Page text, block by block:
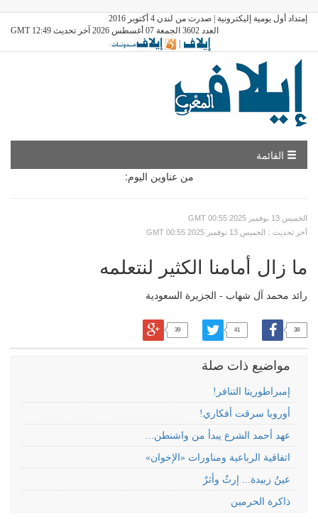
إمتداد أول يومية إليكترونية | صدرت من لندن 4 أكتوبر 2016
العدد 3602 الجمعة 07 أغسطس 2026 آخر تحديث GMT 12:49
|
القائمة
من عناوين اليوم:
GMT الخميس 13 نوفمبر 2025 00:55
GMT الخميس 13 نوفمبر 2025 00:55
: آخر تحديث
ما زال أمامنا الكثير لنتعلمه
رائد محمد آل شهاب - الجزيرة السعودية
38
41
39
مواضيع ذات صلة
إمبراطوريتا التنافر!
أوروبا سرقت أفكاري!
عهد أحمد الشرع يبدأ من واشنطن...
اتفاقية الرباعية ومناورات «الإخوان»
عينُ زبيدة... إرثٌ وأثرٌ
ذاكرة الحرمين